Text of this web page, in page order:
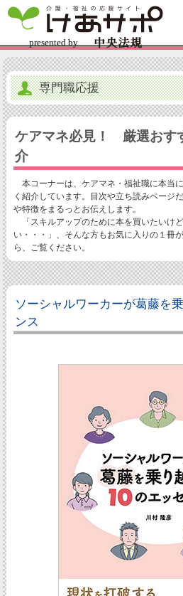
専門職応援
ケアマネ必見！ 厳選おす
介
本コーナーは、ケアマネ・福祉職に本当
く紹介しています。目次や立ち読みページ
や特徴をまるっとお伝えします。
「スキルアップのために本を買いたいけ
い・・・」、そんな方もお気に入りの１冊
ら、ご覧ください。
ソーシャルワーカーが葛藤を
ンス